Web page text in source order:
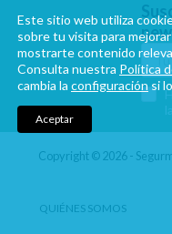
Copyright © 2026 -
QUIÉNES SOMOS
Este sitio web utiliza
sobre tu visita para
mostrarte contenido
Consulta nuestra Política
cambia la configuraciónsi
Aceptar